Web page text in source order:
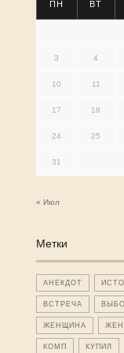
ПН ВТ
3 4
10 11
17 18
24 25
31
« Июл
Метки
АНЕКДОТ
ВСТРЕЧА
ЖЕНЩИНА
КОМП КУПИЛ